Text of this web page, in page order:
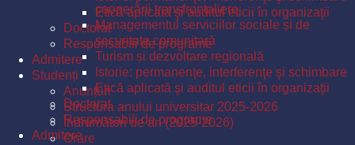
Etică aplicată şi auditul eticii în organizaţii
Doctorat
Responsabili de programe
Admitere
Studenți
Anunțuri
Structura anului universitar 2025-2026
Îndrumători de an (2025-2026)
Orare
cooperării transfrontaliere
Managementul serviciilor sociale și de
securitate comunitară
Turism și dezvoltare regională
Istorie: permanenţe, interferenţe şi schimbare
Etică aplicată şi auditul eticii în organizaţii
Doctorat
Responsabili de programe
Admitere